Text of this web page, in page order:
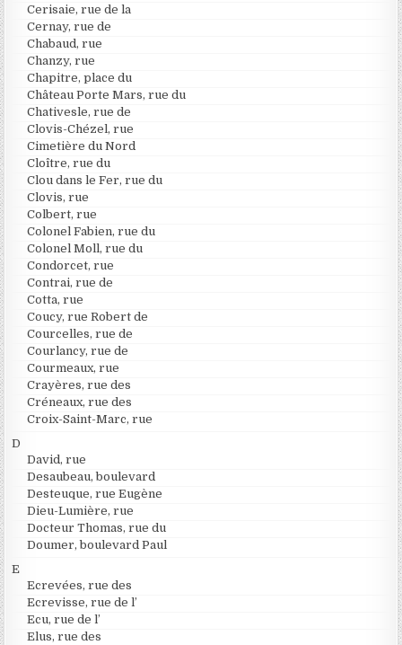
Cerisaie, rue de la
Cernay, rue de
Chabaud, rue
Chanzy, rue
Chapitre, place du
Château Porte Mars, rue du
Chativesle, rue de
Clovis-Chézel, rue
Cimetière du Nord
Cloître, rue du
Clou dans le Fer, rue du
Clovis, rue
Colbert, rue
Colonel Fabien, rue du
Colonel Moll, rue du
Condorcet, rue
Contrai, rue de
Cotta, rue
Coucy, rue Robert de
Courcelles, rue de
Courlancy, rue de
Courmeaux, rue
Crayères, rue des
Créneaux, rue des
Croix-Saint-Marc, rue
D
David, rue
Desaubeau, boulevard
Desteuque, rue Eugène
Dieu-Lumière, rue
Docteur Thomas, rue du
Doumer, boulevard Paul
E
Ecrevées, rue des
Ecrevisse, rue de l’
Ecu, rue de l’
Elus, rue des